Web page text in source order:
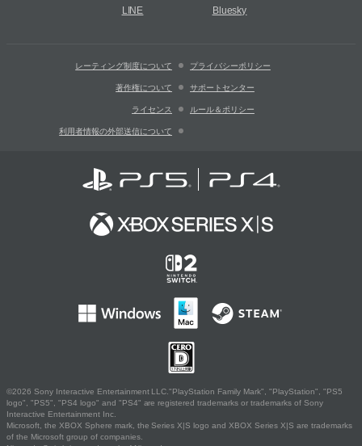
LINE Bluesky
レーティング制度について プライバシーポリシー
著作権について サポートセンター
ライセンス ルール＆ポリシー
利用者情報の外部送信について
©2026 Sony Interactive Entertainment LLC."PlayStation Family Mark", "PlayStation", "PS5
logo", "PS5", "PS4 logo" and "PS4" are registered trademarks or trademarks of Sony
Interactive Entertainment Inc.
Microsoft, the XBOX Sphere mark, the Series X|S logo and XBOX Series X|S are trademarks
of the Microsoft group of companies.